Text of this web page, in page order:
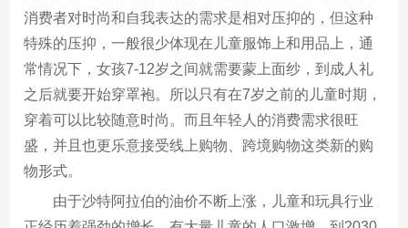
消费者对时尚和自我表达的需求是相对压抑的，但这种
特殊的压抑，一般很少体现在儿童服饰上和用品上，通
常情况下，女孩7-12岁之间就需要蒙上面纱，到成人礼
之后就要开始穿罩袍。所以只有在7岁之前的儿童时期，
穿着可以比较随意时尚。而且年轻人的消费需求很旺
盛，并且也更乐意接受线上购物、跨境购物这类新的购
物形式。
由于沙特阿拉伯的油价不断上涨，儿童和玩具行业